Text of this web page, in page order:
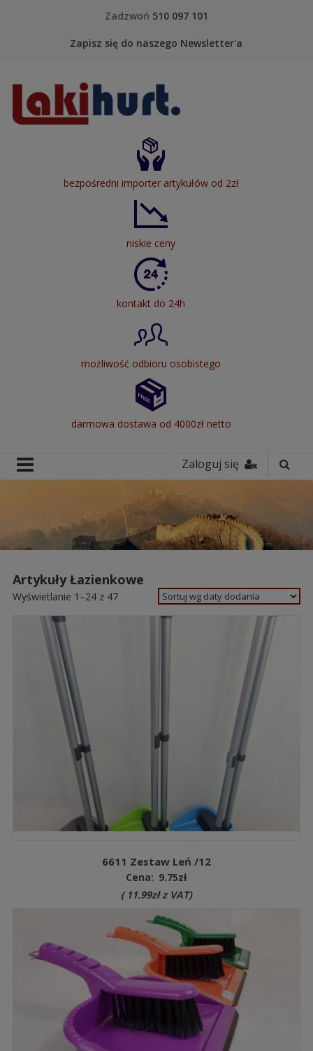
Zadzwoń 510 097 101
Zapisz się do naszego Newsletter'a
bezpośredni importer artykułów od 2zł
niskie ceny
kontakt do 24h
możliwość odbioru osobistego
darmowa dostawa od 4000zł netto
Zaloguj się
Artykuły Łazienkowe
Wyświetlanie 1–24 z 47
6611 Zestaw Leń /12
Cena: 9.75zł
( 11.99złz VAT)